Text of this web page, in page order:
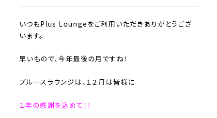
いつもPlus Loungeをご利用いただきありがとうござ
います。
早いもので、今年最後の月ですね！
プルースラウンジは、１２月は皆様に
１年の感謝を込めて！！